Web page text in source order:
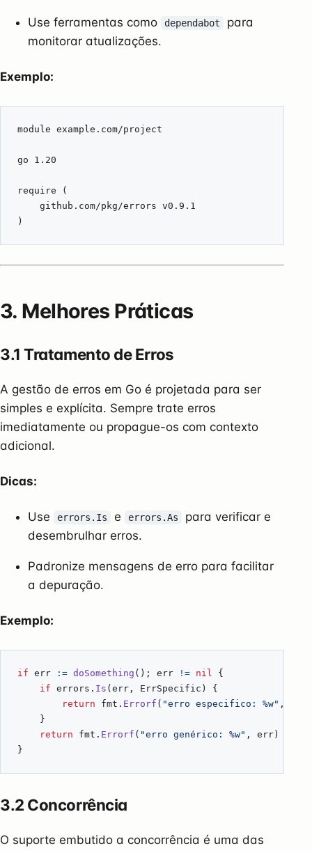
Use ferramentas como dependabot
para
monitorar atualizações.
Exemplo:
3. Melhores Práticas
3.1 Tratamento de Erros
A gestão de erros em Go é projetada para ser
simples e explícita. Sempre trate erros
imediatamente ou propague-os com contexto
adicional.
Dicas:
Use errors.Is e errors.As
para verificar e
desembrulhar erros.
Padronize mensagens de erro para facilitar
a depuração.
Exemplo:
if err := doSomething (); err != nil
{
if errors . Is ( err , ErrSpecific )
{
return
fmt . Errorf ( "erro especifico: %w" ,
}
return
fmt . Errorf ( "erro genérico: %w" , err )
}
3.2 Concorrência
O suporte embutido a concorrência é uma das